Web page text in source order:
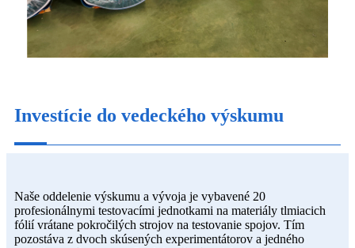
Investície do vedeckého výskumu
Naše oddelenie výskumu a vývoja je vybavené 20
profesionálnymi testovacími jednotkami na materiály tlmiacich
fólií vrátane pokročilých strojov na testovanie spojov. Tím
pozostáva z dvoch skúsených experimentátorov a jedného